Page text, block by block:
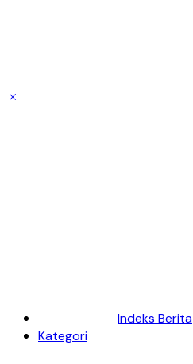
Indeks Berita
Kategori